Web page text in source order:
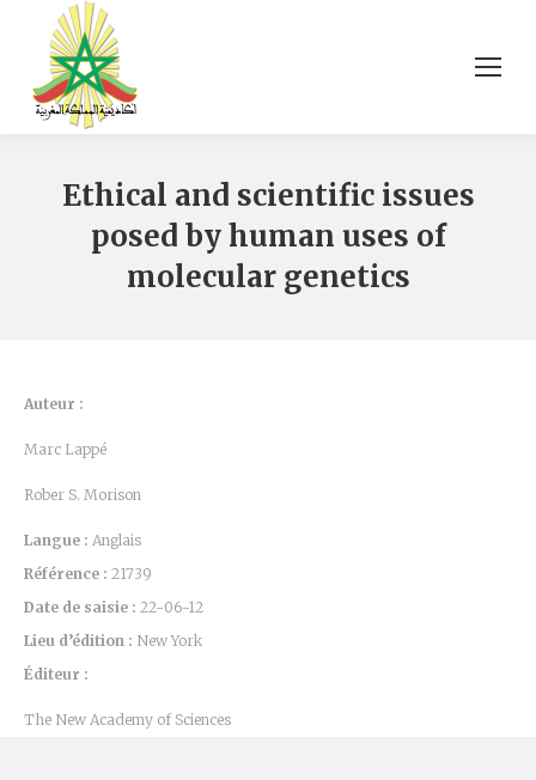
Ethical and scientific issues
posed by human uses of
molecular genetics
Auteur :
Marc Lappé
Rober S. Morison
Langue : Anglais
Référence : 21739
Date de saisie : 22-06-12
Lieu d’édition : New York
Éditeur :
The New Academy of Sciences